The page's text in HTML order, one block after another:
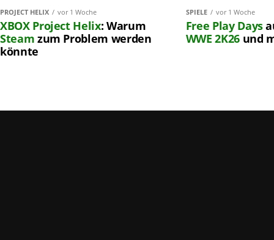
PROJECT HELIX vor 1 Woche
XBOX Project Helix: Warum
Steam zum Problem werden
könnte
SPIELE vor 1 Woche
Free Play Days
WWE 2K26und